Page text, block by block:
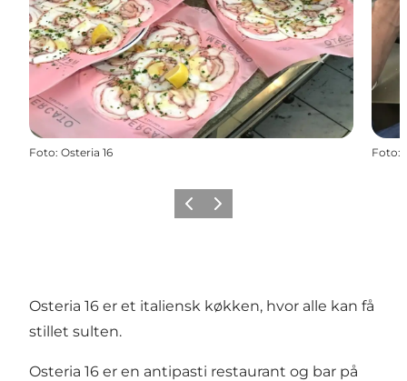
Foto: Osteria 16 Foto:
ForrigeNæste
Osteria 16 er et italiensk køkken, hvor alle kan få
stillet sulten.
Osteria 16 er en antipasti restaurant og bar på